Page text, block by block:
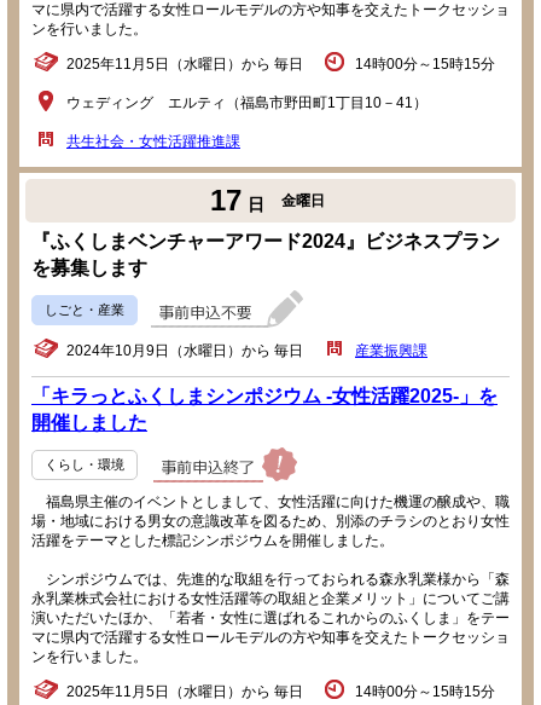
マに県内で活躍する女性ロールモデルの方や知事を交えたトークセッショ
ンを行いました。
2025年11月5日（水曜日）から 毎日 14時00分～15時15分
ウェディング エルティ（福島市野田町1丁目10－41）
共生社会・女性活躍推進課
17 日 金曜日
『ふくしまベンチャーアワード2024』ビジネスプラン
を募集します
しごと・産業
2024年10月9日（水曜日）から 毎日 産業振興課
「キラっとふくしまシンポジウム -女性活躍2025-」を
開催しました
くらし・環境
福島県主催のイベントとしまして、女性活躍に向けた機運の醸成や、職
場・地域における男女の意識改革を図るため、別添のチラシのとおり女性
活躍をテーマとした標記シンポジウムを開催しました。
シンポジウムでは、先進的な取組を行っておられる森永乳業様から「森
永乳業株式会社における女性活躍等の取組と企業メリット」についてご講
演いただいたほか、「若者・女性に選ばれるこれからのふくしま」をテー
マに県内で活躍する女性ロールモデルの方や知事を交えたトークセッショ
ンを行いました。
2025年11月5日（水曜日）から 毎日 14時00分～15時15分